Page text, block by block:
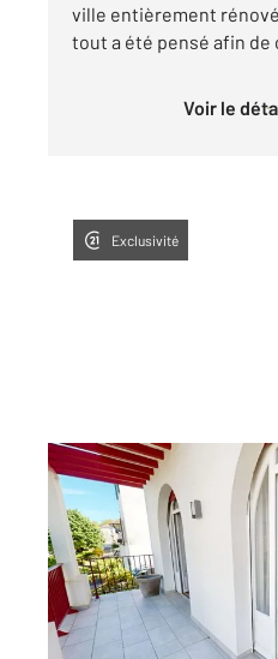
ville entièrement
tout a été pensé afin de
Voir le
Exclusivité
DAX 40
140 m
, 6 pièces
Ref : 25286
Maison à vendre
539